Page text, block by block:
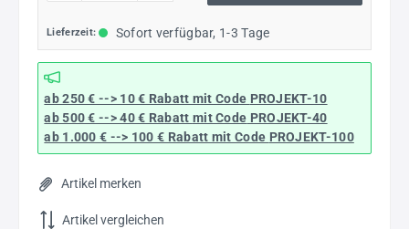
Lieferzeit: Sofort verfügbar, 1-3 Tage
ab 250 € --> 10 € Rabatt mit Code PROJEKT-10
ab 500 € --> 40 € Rabatt mit Code PROJEKT-40
ab 1.000 € --> 100 € Rabatt mit Code PROJEKT-100
Artikel merken
Artikel vergleichen